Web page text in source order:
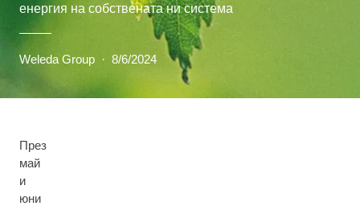
енергия на собствената ни система
Weleda Group · 8/6/2024
През
май
и
юни